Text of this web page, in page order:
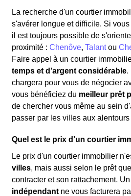
La recherche d'un courtier
s'avérer longue et difficile. Si
il est toujours possible de
proximité : Chenôve, Talantou
Faire appel à un courtier
temps et d'argent considérable.
chargera pour vous de négocier
vous bénéficiez du meilleur prêt
de chercher vous même au sein
passer par les villes aux alentours
Quel est le prix d'un courtier
Le prix d'un courtier immobilier
villes, mais aussi selon le prêt
contracter et son rattachement.
indépendant ne vous facturera